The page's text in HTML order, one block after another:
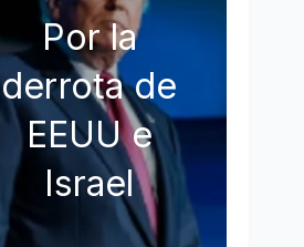
Por la
derrota de
EEUU e
Israel